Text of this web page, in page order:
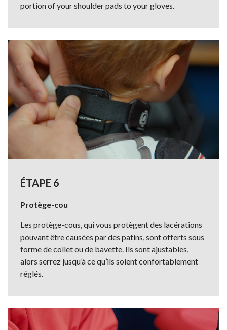
portion of your shoulder pads to your gloves.
ÉTAPE 6
Protège-cou
Les protège-cous, qui vous protègent des lacérations
pouvant être causées par des patins, sont offerts sous
forme de collet ou de bavette. Ils sont ajustables,
alors serrez jusqu’à ce qu’ils soient confortablement
réglés.